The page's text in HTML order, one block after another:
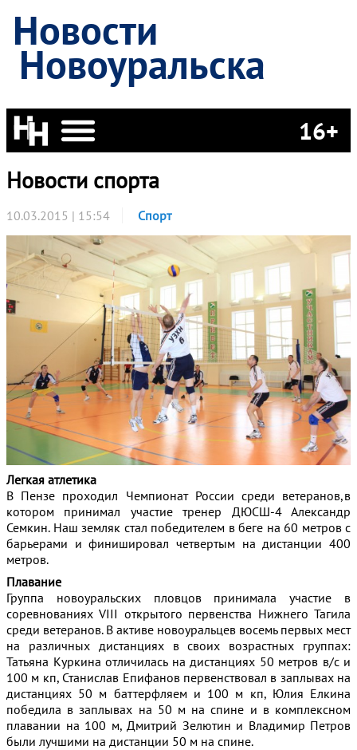
Новости
Новоуральска
16+
Новости спорта
10.03.2015 | 15:54 Спорт
Легкая атлетика
В Пензе проходил Чемпионат России среди ветеранов,в
котором принимал участие тренер ДЮСШ-4 Александр
Семкин.Наш земляк стал победителем в беге на 60 метров с
барьерами и финишировал четвертым на дистанции 400
метров.
Плавание
Группа новоуральских пловцов принимала участие в
соревнованиях VIII открытого первенства Нижнего Тагила
среди ветеранов. В активе новоуральцев восемь первых мест
на различных дистанциях в своих возрастных группах:
Татьяна Куркина отличилась на дистанциях 50 метров в/с и
100 м кп, Станислав Епифанов первенствовал в заплывах на
дистанциях 50 м баттерфляем и 100 м кп, Юлия Елкина
победила в заплывах на 50 м на спине и в комплексном
плавании на 100 м, Дмитрий Зелютин и Владимир Петров
были лучшими на дистанции 50 м на спине.